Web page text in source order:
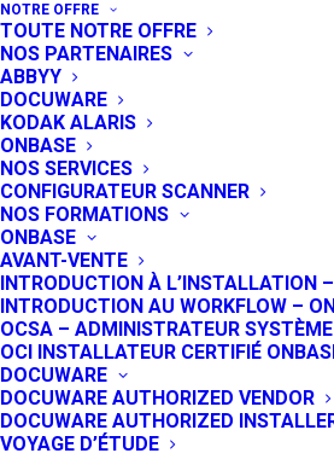
NOTRE OFFRE
TOUTE NOTRE OFFRE
NOS PARTENAIRES
ABBYY
DOCUWARE
KODAK ALARIS
ONBASE
NOS SERVICES
CONFIGURATEUR SCANNER
NOS FORMATIONS
ONBASE
AVANT-VENTE
INTRODUCTION À L’INSTALLATION
INTRODUCTION AU WORKFLOW –
OCSA – ADMINISTRATEUR
OCI INSTALLATEUR CERTIFIÉ
DOCUWARE
DOCUWARE AUTHORIZED VENDOR
DOCUWARE AUTHORIZED
VOYAGE D’ÉTUDE
GDExpert /
une alliance
stratégique au
de la
28 AVRIL 2025 INCAPTURE ,NEWS
DÉMATÉRIALISATION,PRODUITS